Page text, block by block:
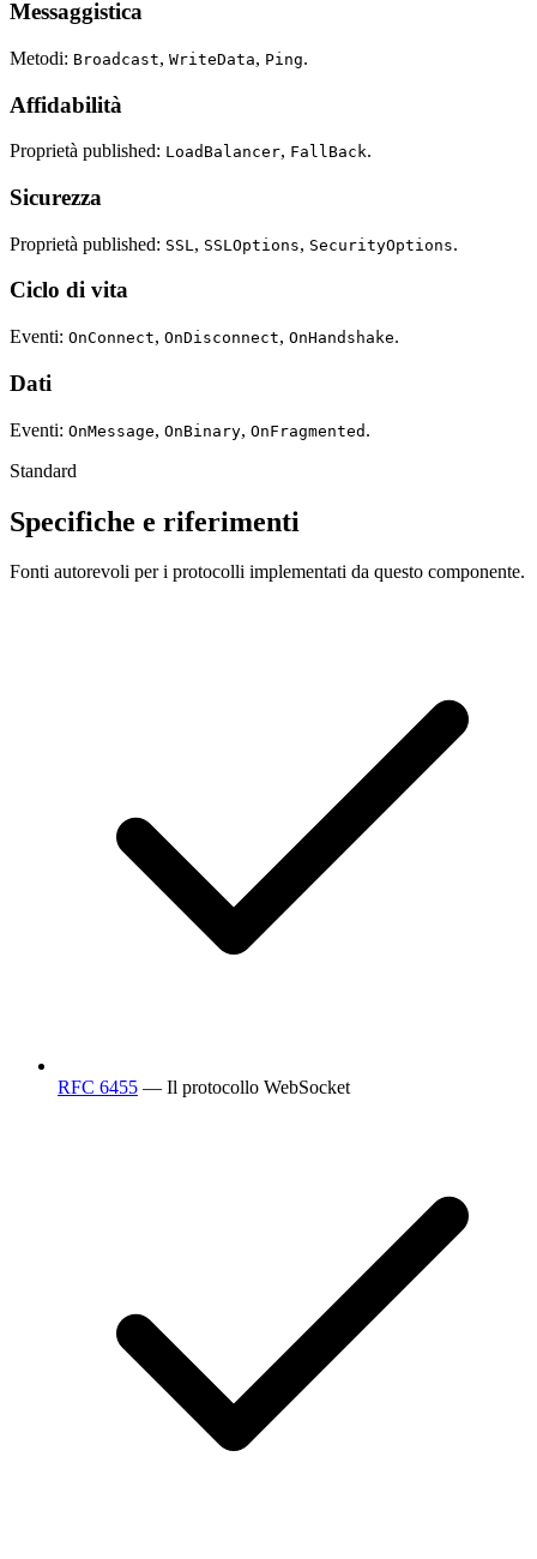
Messaggistica
Metodi: Broadcast, WriteData, Ping.
Affidabilità
Proprietà published: LoadBalancer, FallBack.
Sicurezza
Proprietà published: SSL , SSLOptions, SecurityOptions.
Ciclo di vita
Eventi: OnConnect, OnDisconnect, OnHandshake.
Dati
Eventi: OnMessage, OnBinary, OnFragmented .
Standard
Specifiche e riferimenti
Fonti autorevoli per i protocolli implementati da questo componente.
RFC 6455 — Il protocollo WebSocket